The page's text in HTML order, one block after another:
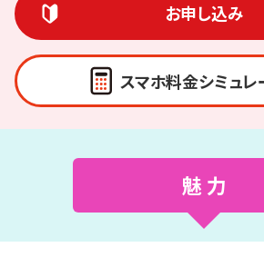
お申し込み
スマホ料金シミュレ
魅 力